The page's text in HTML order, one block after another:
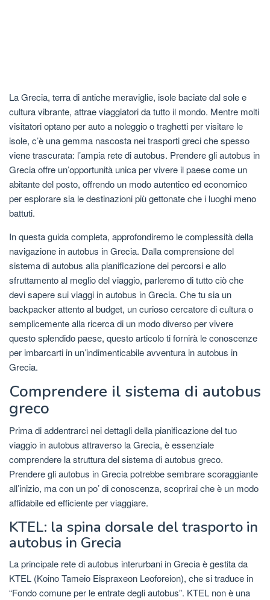
La Grecia, terra di antiche meraviglie, isole baciate dal sole e
cultura vibrante, attrae viaggiatori da tutto il mondo. Mentre molti
visitatori optano per auto a noleggio o traghetti per visitare le
isole, c’è una gemma nascosta nei trasporti greci che spesso
viene trascurata: l’ampia rete di autobus. Prendere gli autobus in
Grecia offre un’opportunità unica per vivere il paese come un
abitante del posto, offrendo un modo autentico ed economico
per esplorare sia le destinazioni più gettonate che i luoghi meno
battuti.
In questa guida completa, approfondiremo le complessità della
navigazione in autobus in Grecia. Dalla comprensione del
sistema di autobus alla pianificazione dei percorsi e allo
sfruttamento al meglio del viaggio, parleremo di tutto ciò che
devi sapere sui viaggi in autobus in Grecia. Che tu sia un
backpacker attento al budget, un curioso cercatore di cultura o
semplicemente alla ricerca di un modo diverso per vivere
questo splendido paese, questo articolo ti fornirà le conoscenze
per imbarcarti in un’indimenticabile avventura in autobus in
Grecia.
Comprendere il sistema di autobus
greco
Prima di addentrarci nei dettagli della pianificazione del tuo
viaggio in autobus attraverso la Grecia, è essenziale
comprendere la struttura del sistema di autobus greco.
Prendere gli autobus in Grecia potrebbe sembrare scoraggiante
all’inizio, ma con un po’ di conoscenza, scoprirai che è un modo
affidabile ed efficiente per viaggiare.
KTEL: la spina dorsale del trasporto in
autobus in Grecia
La principale rete di autobus interurbani in Grecia è gestita da
KTEL (Koino Tameio Eispraxeon Leoforeion), che si traduce in
“Fondo comune per le entrate degli autobus”. KTEL non è una